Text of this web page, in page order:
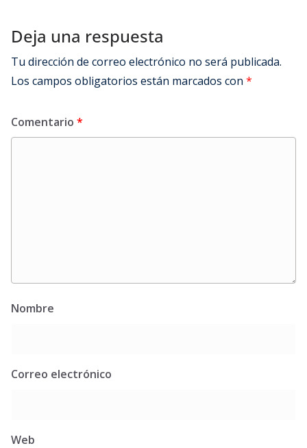
Deja una respuesta
Tu dirección de correo electrónico no será publicada.
Los campos obligatorios están marcados con *
Comentario *
Nombre
Correo electrónico
Web